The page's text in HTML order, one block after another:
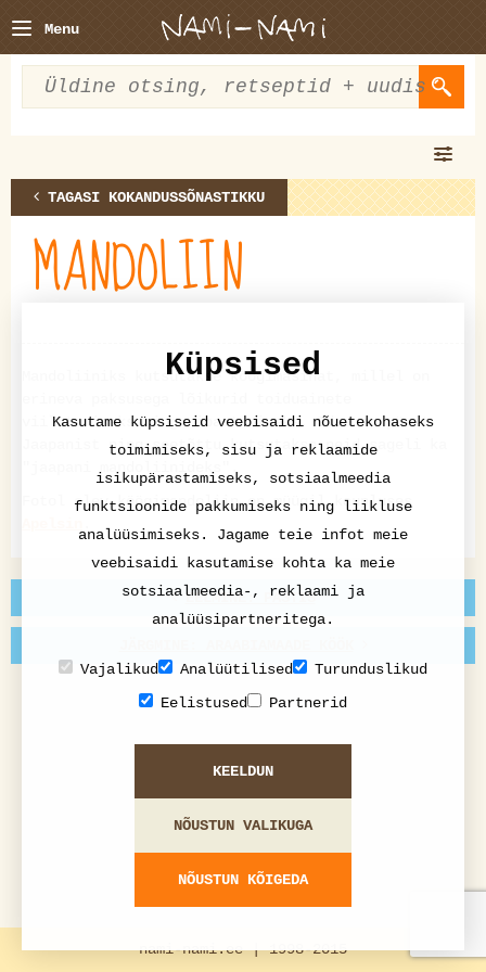
Menu
TAGASI KOKANDUSSÕNASTIKKU
MANDOLIIN
Mandoliiniks kutsutakse köögimasinat, millel on
viilutamiseks ning ribastamiseks. Idee on pärit
Jaapanist ning seetõttu kutsutakse neid sageli ka
Fotol olev köögimandoliin on müügil kaupluses
EELMINE: PASTIS
nami-nami.ee | 1998-2015
Küpsised
Kasutame küpsiseid veebisaidi nõuetekohaseks
toimimiseks, sisu ja reklaamide
isikupärastamiseks, sotsiaalmeedia
funktsioonide pakkumiseks ning liikluse
analüüsimiseks. Jagame teie infot meie
veebisaidi kasutamise kohta ka meie
sotsiaalmeedia-, reklaami ja
analüüsipartneritega.
Vajalikud Analüütilised
Turunduslikud
Eelistused
Partnerid
KEELDUN
NÕUSTUN VALIKUGA
NÕUSTUN KÕIGEDA